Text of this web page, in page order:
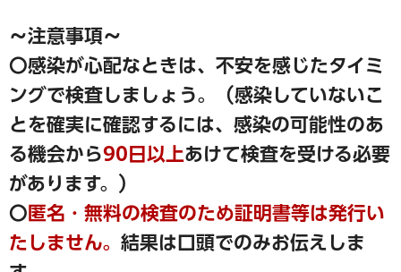
～注意事項～
〇感染が心配なときは、不安を感じたタイミ
ングで検査しましょう。（感染していないこ
とを確実に確認するには、感染の可能性のあ
る機会から90日以上あけて検査を受ける必要
があります。）
〇 匿名・無料の検査のため証明書等は発行い
たしません。 結果は口頭でのみお伝えしま